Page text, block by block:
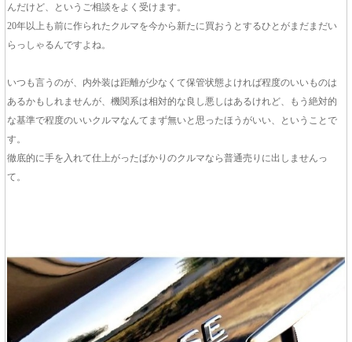
んだけど、というご相談をよく受けます。
20年以上も前に作られたクルマを今から新たに買おうとするひとがまだまだい
らっしゃるんですよね。
いつも言うのが、内外装は距離が少なくて保管状態よければ程度のいいものは
あるかもしれませんが、機関系は相対的な良し悪しはあるけれど、もう絶対的
な基準で程度のいいクルマなんてまず無いと思ったほうがいい、ということで
す。
徹底的に手を入れて仕上がったばかりのクルマなら普通売りに出しませんっ
て。